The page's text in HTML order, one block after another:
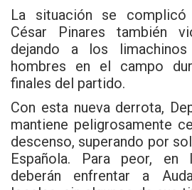
La situación se complicó
César Pinares también
dejando a los
hombres en el campo
finales del partido.
Con esta nueva derrota,
mantiene peligrosamente
descenso, superando por
Española. Para peor, en
deberán enfrentar a